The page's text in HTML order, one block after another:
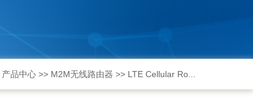
产品中心>> M2M无线路由器 >> LTE Cellular Ro...